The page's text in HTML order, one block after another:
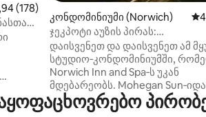
შეფასებაა 5‑დან 4,94, 178
(178)
-
კონდომინიუმი (Norwich)
ჯეკპოტი აუზის პირას:
სტუდიო‑კონდომინიუმი
მახლობლად
დაისვენეთ და დაისვენეთ ამ
სტუდიო‑კონდომინიუმში,
Norwich Inn and Spa‑ს უკან
მდებარეობს. Mohegan
რაღაც 1 მილის მოშორებით
ეს საცხოვრებელი იდეალური